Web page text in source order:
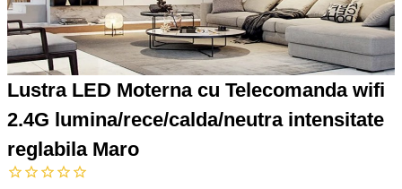
Lustra LED Moterna cu Telecomanda wifi
2.4G lumina/rece/calda/neutra intensitate
reglabila Maro